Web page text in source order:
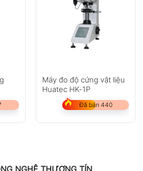
Máy đo độ cứng vật liệu
Huatec HK-1P
Đã bán 440
NGHỆ THƯƠNG TÍN